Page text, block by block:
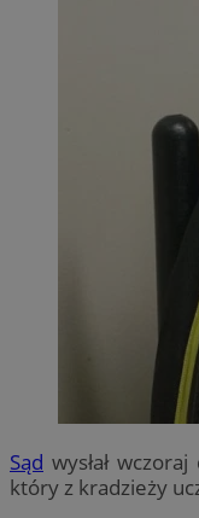
Sąd wysłał
który z kradzieży